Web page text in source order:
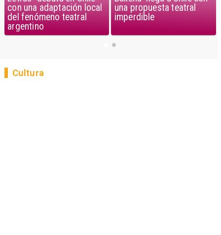
una propuesta teatral
imperdible
con una adaptación local
del fenómeno teatral
Cultura